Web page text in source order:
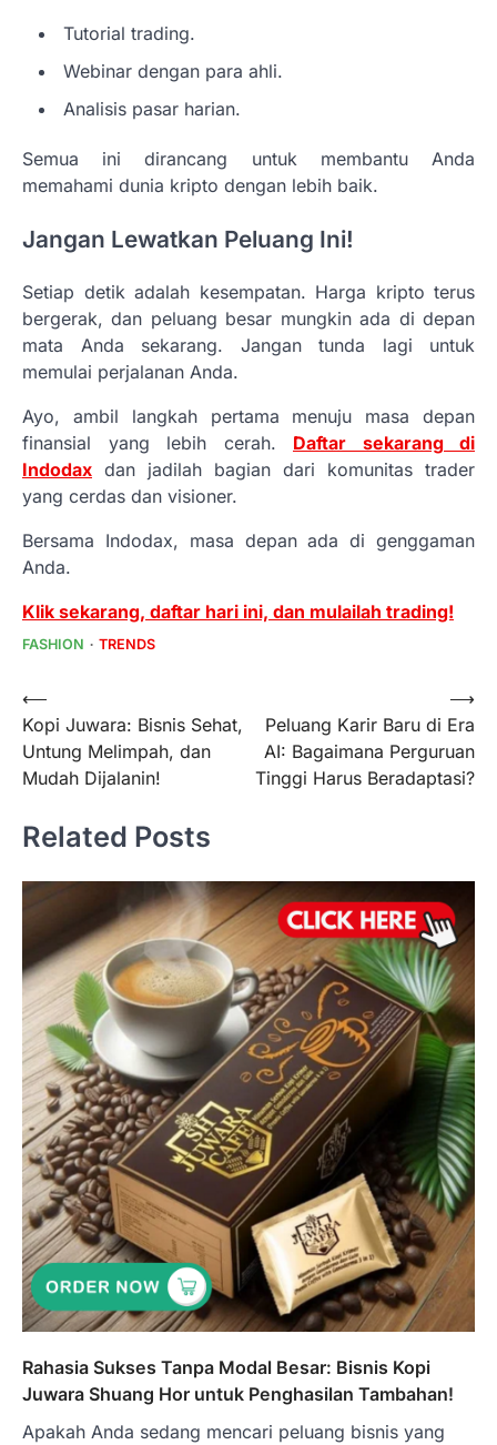
Tutorial trading.
Webinar dengan para ahli.
Analisis pasar harian.
Semua ini dirancang untuk membantu Anda
memahami dunia kripto dengan lebih baik.
Jangan Lewatkan Peluang Ini!
Setiap detik adalah kesempatan. Harga kripto terus
bergerak, dan peluang besar mungkin ada di depan
mata Anda sekarang. Jangan tunda lagi untuk
memulai perjalanan Anda.
Ayo, ambil langkah pertama menuju masa depan
finansial yang lebih cerah. Daftar sekarang di
Indodax dan jadilah bagian dari komunitas trader
yang cerdas dan visioner.
Bersama Indodax, masa depan ada di genggaman
Anda.
Klik sekarang, daftar hari ini, dan mulailah trading!
FASHION TRENDS
Post
navigation
⟵
Kopi Juwara: Bisnis Sehat,
Untung Melimpah, dan
Mudah Dijalanin!
Peluang Karir Baru di Era
AI: Bagaimana Perguruan
Tinggi Harus Beradaptasi?
⟶
Related Posts
Rahasia Sukses Tanpa Modal Besar: Bisnis Kopi
Juwara Shuang Hor untuk Penghasilan Tambahan!
Apakah Anda sedang mencari peluang bisnis yang